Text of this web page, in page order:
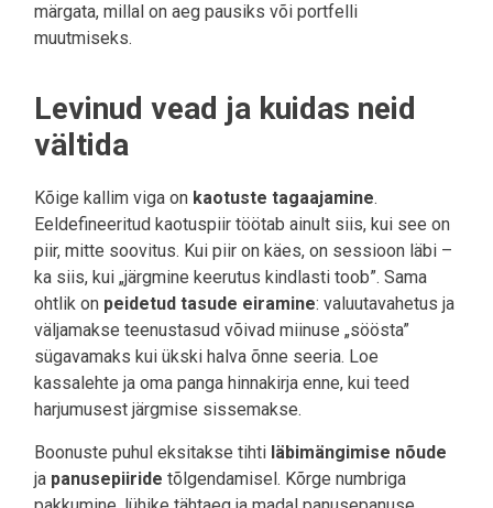
märgata, millal on aeg pausiks või portfelli
muutmiseks.
Levinud vead ja kuidas neid
vältida
Kõige kallim viga on kaotuste tagaajamine.
Eeldefineeritud kaotuspiir töötab ainult siis, kui see on
piir, mitte soovitus. Kui piir on käes, on sessioon läbi –
ka siis, kui „järgmine keerutus kindlasti toob”. Sama
ohtlik on peidetud tasude eiramine: valuutavahetus ja
väljamakse teenustasud võivad miinuse „söösta”
sügavamaks kui ükski halva õnne seeria. Loe
kassalehte ja oma panga hinnakirja enne, kui teed
harjumusest järgmise sissemakse.
Boonuste puhul eksitakse tihti läbimängimise nõude
ja panusepiiride tõlgendamisel. Kõrge numbriga